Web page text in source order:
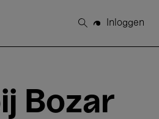
Zoeken
Inloggen
Bozar